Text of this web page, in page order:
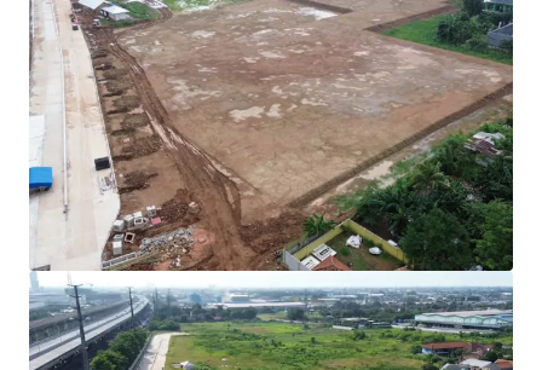
Rare investment opportunity to acquire
development-ready industrial land in
Cibitung's high-growth corridor.
Strategically positioned with direct access to
two major expressways (JORR 2 and Jakarta-
Cikampek Toll Road) connecting to Jakarta
and the Greater Jakarta Area.
All permits secured with complete
infrastructure in place for immediate
operational commencement.
Development Parameters :
Site Coverage (KDB) : 60%